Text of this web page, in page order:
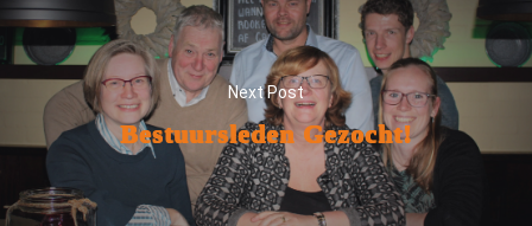
Next Post
Bestuursleden Gezocht!